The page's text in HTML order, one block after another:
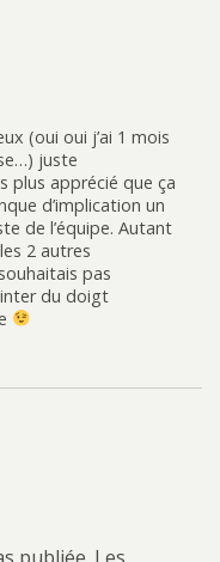
(oui oui j’ai 1 mois
juste
plus apprécié que ça
d’implication un
de l’équipe. Autant
2 autres
pas
du doigt